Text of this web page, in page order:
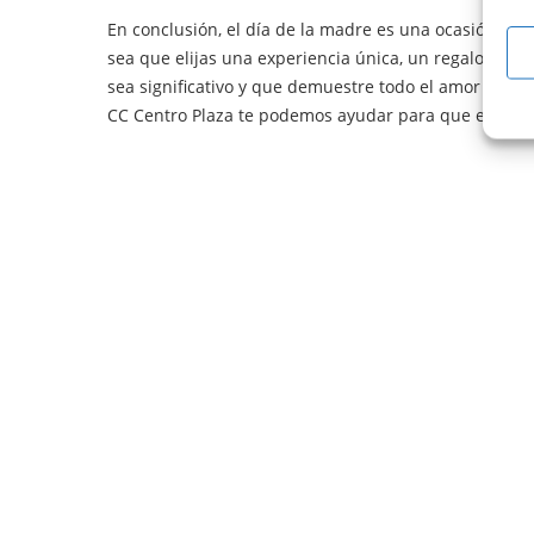
En conclusión, el día de la madre es una ocasión
sea que elijas una experiencia única, un regalo
sea significativo y que demuestre todo el amor y
CC Centro Plaza te podemos ayudar para que